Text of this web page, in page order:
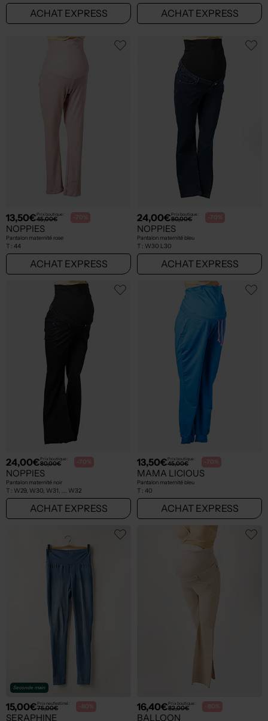
ACHAT EXPRESS ACHAT EXPRESS
13,50€Prix boutique :
45,00€ -70%
NOPPIES
Pantalon maternité rose
T : 44
ACHAT EXPRESS
24,00€Prix boutique :
80,00€ -70%
NOPPIES
Pantalon maternité bleu
T : W30 L30
ACHAT EXPRESS
24,00€Prix boutique :
80,00€ -70%
NOPPIES
Pantalon maternité noir
T : W29, W30, W31, ... W32
ACHAT EXPRESS
13,50€Prix boutique :
45,00€ -70%
MAMA LICIOUS
Pantalon maternité bleu
T : 40
ACHAT EXPRESS
Seconde main
15,00€Prix neuf estimé :
75,00€ -80%
SERAPHINE
16,40€Prix boutique :
82,00€ -80%
BALLOON